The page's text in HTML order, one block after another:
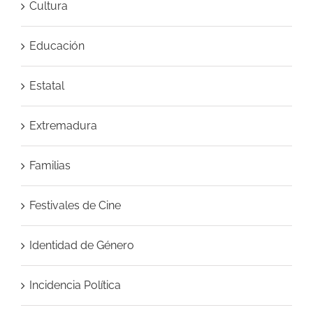
Cultura
Educación
Estatal
Extremadura
Familias
Festivales de Cine
Identidad de Género
Incidencia Política